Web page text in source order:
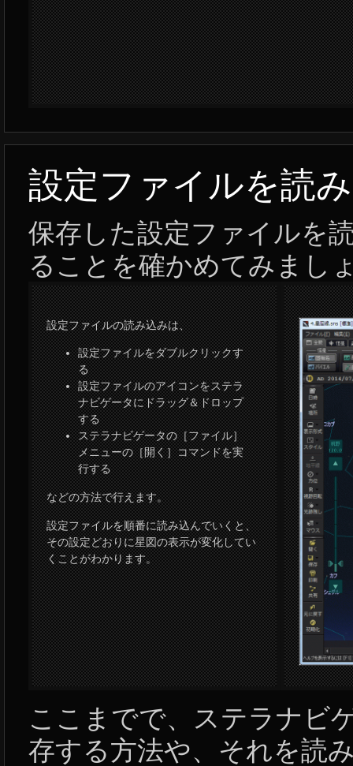
設定ファイルを読
保存した設定ファイルを
ることを確かめてみまし
設定ファイルの読み込みは、
設定ファイルをダブルクリックす
る
設定ファイルのアイコンをステラ
ナビゲータにドラッグ＆ドロップ
する
ステラナビゲータの［ファイル］
メニューの［開く］コマンドを実
行する
などの方法で行えます。
設定ファイルを順番に読み込んでいくと、
その設定どおりに星図の表示が変化してい
くことがわかります。
ここまでで、ステラナビ
存する方法や、それを読